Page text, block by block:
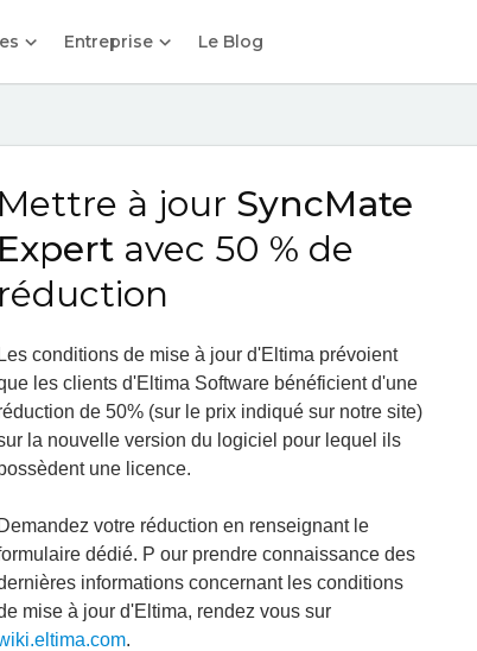
Entreprise Le Blog
Mettre à jour SyncMate
Expert avec 50 % de
réduction
Les conditions de mise à jour d'Eltima prévoient
les clients d'Eltima Software bénéficient d'une
de 50% (sur le prix indiqué sur notre site)
la nouvelle version du logiciel pour lequel ils
une licence.
Demandez votre réduction en renseignant le
dédié. P our prendre connaissance des
informations concernant les conditions
mise à jour d'Eltima, rendez vous sur
.